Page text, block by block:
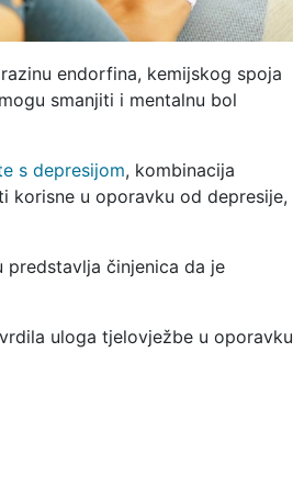
endorfina, kemijskog spoja
smanjiti i mentalnu bol
s depresijom, kombinacija
korisne u oporavku od depresije,
činjenica da je
uloga tjelovježbe u oporavku